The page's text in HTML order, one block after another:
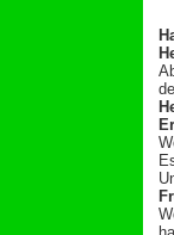
Er